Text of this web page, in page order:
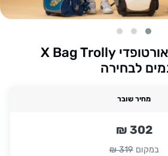
Kal Gav -תיק אורטופדי X Bag Trolly
לבחירה
מחיר שובר
302 ₪
במקום319 ₪